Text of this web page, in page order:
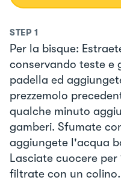
STEP 1
Per la bisque:
conservando teste e
padella ed
prezzemolo
qualche minuto
gamberi. Sfumate
aggiungete l'acqua
Lasciate cuocere
filtrate con un colino.